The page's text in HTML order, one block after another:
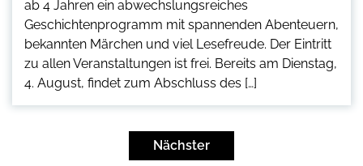
ab 4 Jahren ein abwechslungsreiches
Geschichtenprogramm mit spannenden Abenteuern,
bekannten Märchen und viel Lesefreude. Der Eintritt
zu allen Veranstaltungen ist frei. Bereits am Dienstag,
4. August, findet zum Abschluss des […]
Nächster